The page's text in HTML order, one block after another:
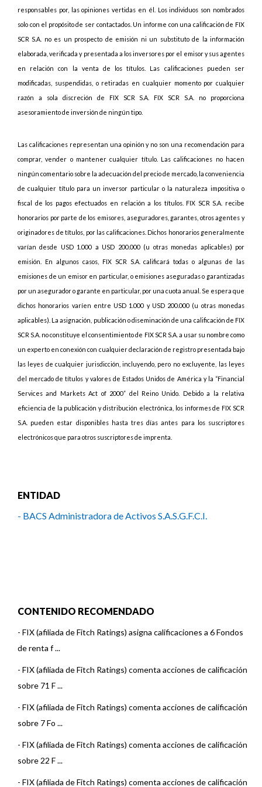
responsables por, las opiniones vertidas en él. Los individuos son nombrados
solo con el propósito de ser contactados. Un informe con una calificación de FIX
SCR S.A. no es un prospecto de emisión ni un substituto de la información
elaborada, verificada y presentada a los inversores por el emisor y sus agentes
en relación con la venta de los títulos. Las calificaciones pueden ser
modificadas, suspendidas, o retiradas en cualquier momento por cualquier
razón a sola discreción de FIX SCR S.A. FIX SCR S.A. no proporciona
asesoramiento de inversión de ningún tipo.
Las calificaciones representan una opinión y no son una recomendación para
comprar, vender o mantener cualquier título. Las calificaciones no hacen
ningún comentario sobre la adecuación del precio de mercado, la conveniencia
de cualquier título para un inversor particular o la naturaleza impositiva o
fiscal de los pagos efectuados en relación a los títulos. FIX SCR S.A. recibe
honorarios por parte de los emisores, aseguradores, garantes, otros agentes y
originadores de títulos, por las calificaciones. Dichos honorarios generalmente
varían desde USD 1.000 a USD 200.000 (u otras monedas aplicables) por
emisión. En algunos casos, FIX SCR S.A. calificará todas o algunas de las
emisiones de un emisor en particular, o emisiones aseguradas o garantizadas
por un asegurador o garante en particular, por una cuota anual. Se espera que
dichos honorarios varíen entre USD 1.000 y USD 200.000 (u otras monedas
aplicables). La asignación, publicación o diseminación de una calificación de FIX
SCR S.A. no constituye el consentimiento de FIX SCR S.A. a usar su nombre como
un experto en conexión con cualquier declaración de registro presentada bajo
las leyes de cualquier jurisdicción, incluyendo, pero no excluyente, las leyes
del mercado de títulos y valores de Estados Unidos de América y la “Financial
Services and Markets Act of 2000” del Reino Unido. Debido a la relativa
eficiencia de la publicación y distribución electrónica, los informes de FIX SCR
S.A. pueden estar disponibles hasta tres días antes para los suscriptores
electrónicos que para otros suscriptores de imprenta.
ENTIDAD
- BACS Administradora de Activos S.A.S.G.F.C.I.
CONTENIDO RECOMENDADO
- FIX (afiliada de Fitch Ratings) asigna calificaciones a 6 Fondos
de renta f ...
- FIX (afiliada de Fitch Ratings) comenta acciones de calificación
sobre 71 F ...
- FIX (afiliada de Fitch Ratings) comenta acciones de calificación
sobre 7 Fo ...
- FIX (afiliada de Fitch Ratings) comenta acciones de calificación
sobre 22 F ...
- FIX (afiliada de Fitch Ratings) comenta acciones de calificación